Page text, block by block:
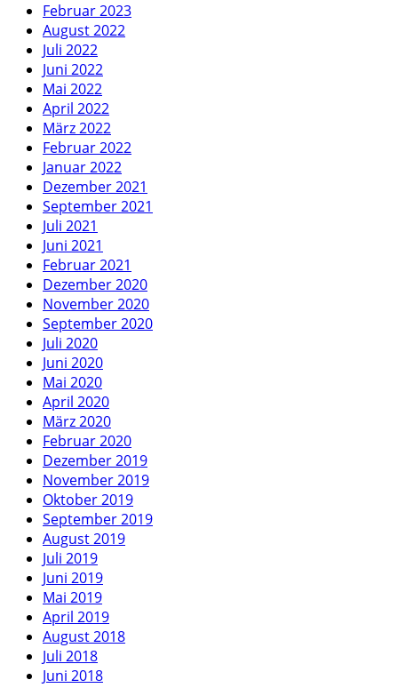
Februar 2023
August 2022
Juli 2022
Juni 2022
Mai 2022
April 2022
März 2022
Februar 2022
Januar 2022
Dezember 2021
September 2021
Juli 2021
Juni 2021
Februar 2021
Dezember 2020
November 2020
September 2020
Juli 2020
Juni 2020
Mai 2020
April 2020
März 2020
Februar 2020
Dezember 2019
November 2019
Oktober 2019
September 2019
August 2019
Juli 2019
Juni 2019
Mai 2019
April 2019
August 2018
Juli 2018
Juni 2018